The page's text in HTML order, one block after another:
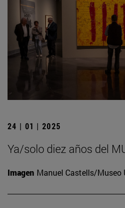
24 | 01 | 2025
Ya/solo diez años del
Imagen Manuel Castells/Museo